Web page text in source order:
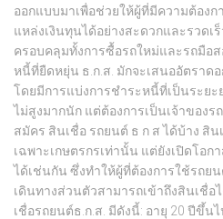
ออกแบบมาเพื่อช่วยให้ผู้ที่มีความต้องก
แหล่งเงินทุนได้อย่างสะดวกและรวดเ
ครอบคลุมทั้งการซื้อรถใหม่และรถมือส
หนี้ที่ยืดหยุ่น ธ.ก.ส. มักจะเสนออัตราด
โดยมีการแบ่งการชำระหนี้ที่เป็นระยะ
ไม่สูงมากนัก แต่ต้องการเป็นเจ้าของร
สมัคร สินเชื่อ รถยนต์ ธ ก ส ได้บ้าง สิ
เฉพาะเกษตรกรเท่านั้น แต่ยังเปิดโอ
ได้เช่นกัน ซึ่งทำให้ผู้ที่ต้องการใช้รถย
เดินทางส่วนตัวสามารถเข้าถึงสินเชื่อ
เชื่อรถยนต์ธ.ก.ส. มีดังนี้: อายุ 20 ปีขึ้